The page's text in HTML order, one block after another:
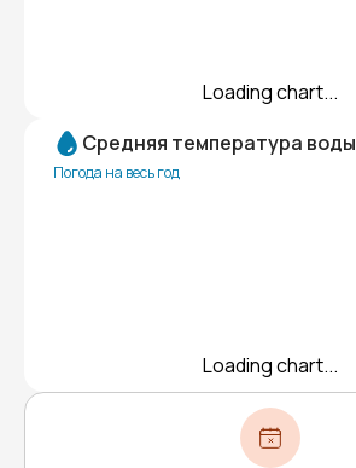
Loading chart...
Средняя температура воды
Погода на весь год
Loading chart...